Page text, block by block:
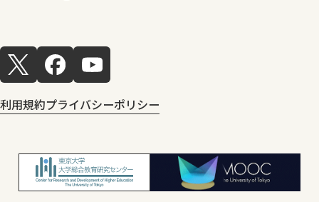
利用規約プライバシーポリシー